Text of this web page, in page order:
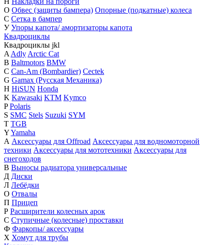
О Обвес (защиты бампера) Опорные (подкатные) колеса
С Сетка в бампер
У Упоры капота/ амортизаторы капота
Квадроциклы
Квадроциклы jkl
A Adly Arctic Cat
B Baltmotors BMW
C Can-Am (Bombardier) Cectek
G Gamax (Русская Механика)
H HiSUN Honda
K Kawasaki KTM Kymco
P Polaris
S SMC Stels Suzuki SYM
T TGB
YYamaha
А Аксессуары для Offroad Аксессуары для водномоторной
техники Аксессуары для мототехники Аксессуары для
снегоходов
В Выносы радиатора универсальные
Д Диски
Л Лебёдки
О Отвалы
П Прицеп
Р Расширители колесных арок
С Ступичные (колесные) проставки
Ф Фаркопы/ аксессуары
Х Хомут для трубы